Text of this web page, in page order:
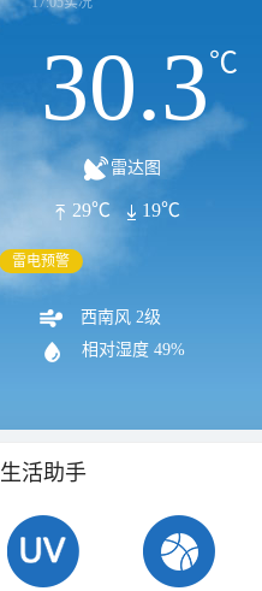
30.3℃
雷达图
29℃ 19℃
雷电预警
西南风 2级
相对湿度 49%
生活助手